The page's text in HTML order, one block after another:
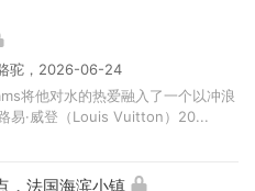
驼，2026-06-24
将他对水的热爱融入了一个以冲浪
易·威登（Louis Vuitton）20...
，法国海滨小镇